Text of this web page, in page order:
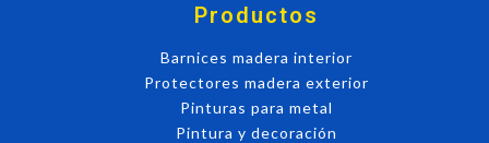
Productos
Barnices madera interior
Protectores madera exterior
Pinturas para metal
Pintura y decoración